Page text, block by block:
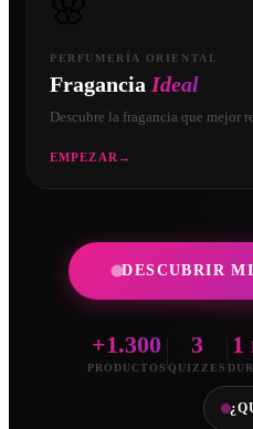
PERFUMERÍA ORIENTAL
Fragancia Ideal
Descubre la fragancia que mejor
EMPEZAR →
DESCUBRIR
+1.300
PRODUCTOS
3
QUIZZES
1